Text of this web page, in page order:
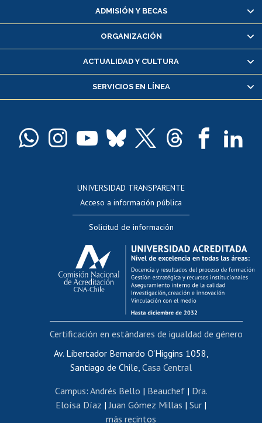
Matrícula en línea
Inscripción y cambio de asignaturas
Consulta y certificado de notas
Servicio médico y dental
Pago de arancel y crédito alumnos
Docentes
Evaluación docente
Calificación académica
Postulación al AUCAI
Funcionarias/os
Cursos internos de capacitación
Bienestar del personal
Portal de movilidad interna
Certificado de renta
Certificado de renta honorarios
Editar páginas blancas
ADMISIÓN Y BECAS
ORGANIZACIÓN
ACTUALIDAD Y CULTURA
SERVICIOS EN LÍNEA
UNIVERSIDAD TRANSPARENTE
Acceso a información pública
Solicitud de información
Av. Libertador Bernardo O'Higgins 1058,
Santiago de Chile, Casa Central
Campus: Andrés Bello | Beauchef| Dra.
Eloísa Díaz | Juan Gómez Millas | Sur |
más recintos
Certificación en estándares de igualdad de género